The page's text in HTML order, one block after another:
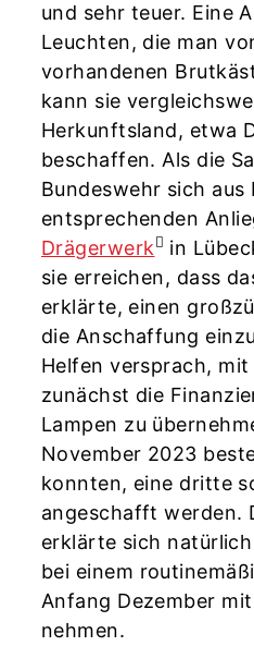
und sehr teuer. Eine
Leuchten, die man
vorhandenen
kann sie
Herkunftsland, etwa
beschaffen. Als die
Bundeswehr sich aus
entsprechenden
Drägerwerk
in
sie erreichen, dass
erklärte, einen
die Anschaffung
Helfen versprach,
zunächst die
Lampen zu
November 2023
konnten, eine dritte
angeschafft werden.
erklärte sich
bei einem
Anfang Dezember
nehmen.